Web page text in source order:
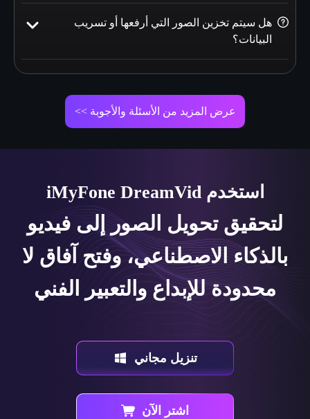
هل سيتم تخزين الصور التي أرفعها أو تسريب
البيانات؟
عرض المزيد من الأسئلة والأجوبة >>
استخدم iMyFone DreamVid
لتحقيق تحويل الصور إلى فيديو
بالذكاء الاصطناعي، وفتح آفاق لا
محدودة للإبداع والتعبير الفني
تنزيل مجاني
اشتر الآن